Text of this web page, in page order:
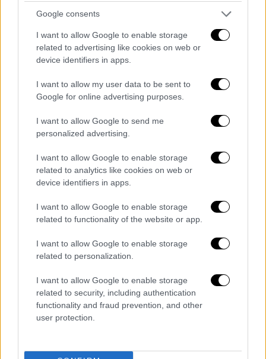
Google consents
I want to allow Google to enable storage
related to advertising like cookies on web or
device identifiers in apps.
I want to allow my user data to be sent to
Google for online advertising purposes.
I want to allow Google to send me
personalized advertising.
I want to allow Google to enable storage
related to analytics like cookies on web or
device identifiers in apps.
I want to allow Google to enable storage
related to functionality of the website or app.
I want to allow Google to enable storage
related to personalization.
I want to allow Google to enable storage
related to security, including authentication
functionality and fraud prevention, and other
user protection.
Κεντρικό...| 06.08.2026 20:05
Κεντρικό δελτίο ειδήσεων 06/08/2026
ΑΠΟΣΠΑΣΜΑΤΑ...|06.08.2026 18:49
Φωτιά στη Σκύρο: Τεράστιες φλόγες και
Κεντρικό...| 05.08.2026 19:49
Κεντρικό δελτίο ειδήσεων 05/08/2026
ΑΠΟΣΠΑΣΜΑΤΑ...|06.08.2026 19:47
διεκδικήσεων του Δήμου Θεσσαλονίκης
Μεσημεριανό δελτίο ειδήσεων